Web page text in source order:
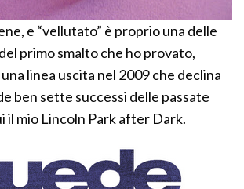
e “vellutato” è proprio una delle
primo smalto che ho provato,
linea uscita nel 2009 che declina
ben sette successi delle passate
il mio Lincoln Park after Dark.